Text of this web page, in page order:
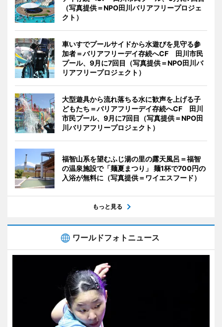
（写真提供＝NPO田川バリアフリープロジェ
クト）
車いすでプールサイドから水遊びを見守る参
加者＝バリアフリーデイ存続へCF 田川市民
プール、9月に7回目（写真提供＝NPO田川バ
リアフリープロジェクト）
大型遊具から流れ落ちる水に歓声を上げる子
どもたち＝バリアフリーデイ存続へCF 田川
市民プール、9月に7回目（写真提供＝NPO田
川バリアフリープロジェクト）
福智山系を望むふじ湯の里の露天風呂＝福智
の温泉施設で「麺夏まつり」 麺1杯で700円の
入浴が無料に（写真提供＝ワイエスフード）
もっと見る
ワールドフォトニュース